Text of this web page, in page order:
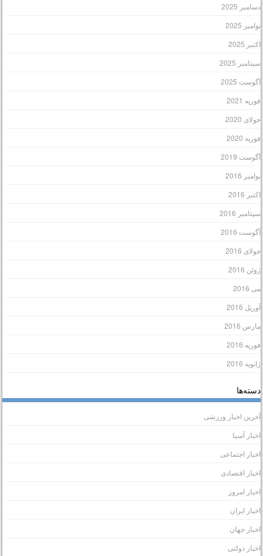
2025
2025
2025
2025
2025
2021
2020
2020
2019
2016
2016
2016
2016
2016
2016
2016
2016
2016
2016
2016
اخبار ورزشی
آسیا
اجتماعی
اقتصادی
امروز
ایران
جهان
دولتی